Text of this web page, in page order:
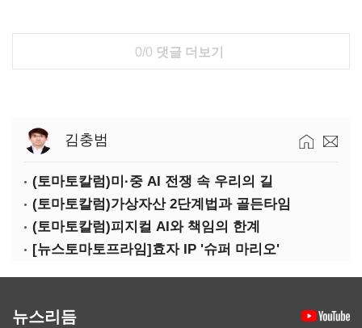
0/0 댓글 더보기
김충범
(토마토칼럼)미·중 AI 전쟁 속 우리의 길
(토마토칼럼)가상자산 2단계법과 골든타임
(토마토칼럼)피지컬 AI와 책임의 한계
[뉴스토마토프라임]효자 IP '슈퍼 마리오'
뉴스리듬